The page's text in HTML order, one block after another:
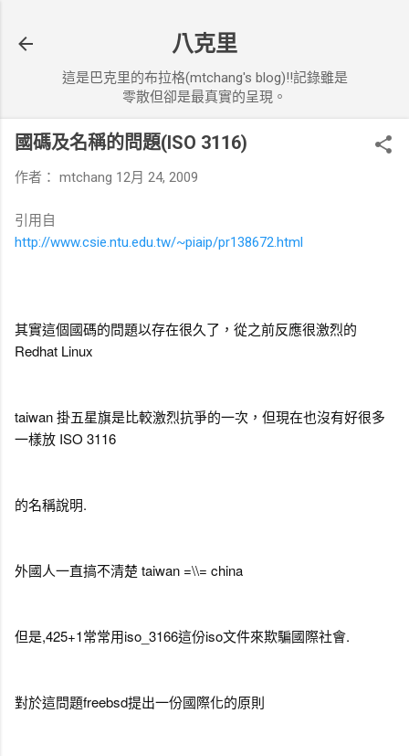
八克里
這是巴克里的布拉格(mtchang's blog)!!記錄雖是
零散但卻是最真實的呈現。
國碼及名稱的問題(ISO 3116)
作者： mtchang 12月 24, 2009
引用自
http://www.csie.ntu.edu.tw/~piaip/pr138672.html
其實這個國碼的問題以存在很久了，從之前反應很激烈的
Redhat Linux
taiwan 掛五星旗是比較激烈抗爭的一次，但現在也沒有好很多
一樣放 ISO 3116
的名稱說明.
外國人一直搞不清楚 taiwan =\\= china
但是,425+1常常用iso_3166這份iso文件來欺騙國際社會.
對於這問題freebsd提出一份國際化的原則